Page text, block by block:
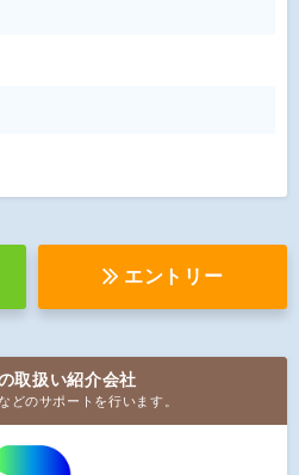
エントリー
取扱い紹介会社
どのサポートを行います。